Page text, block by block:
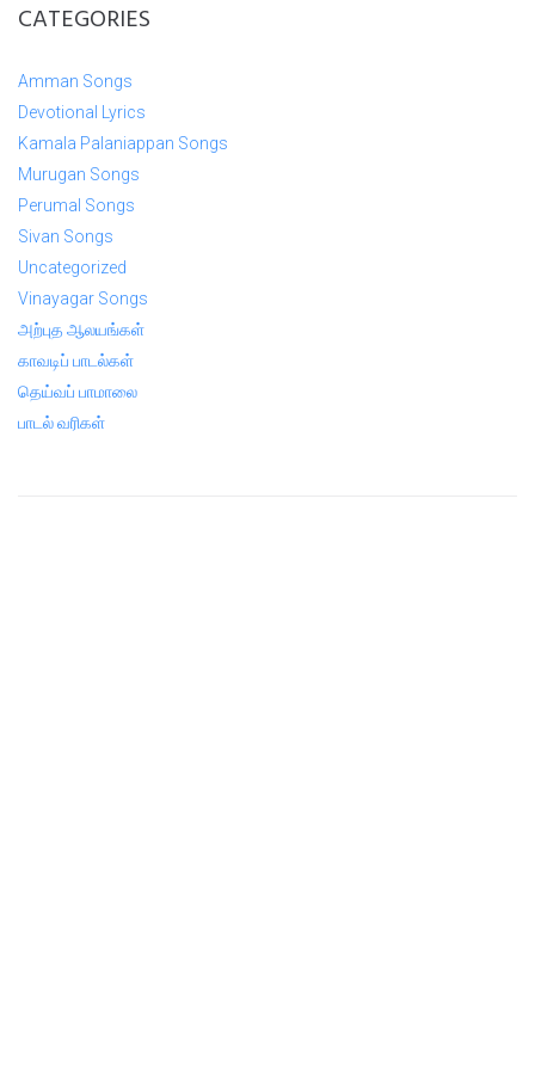
CATEGORIES
Amman Songs
Devotional Lyrics
Kamala Palaniappan Songs
Murugan Songs
Perumal Songs
Sivan Songs
Uncategorized
Vinayagar Songs
அற்புத ஆலயங்கள்
காவடிப் பாடல்கள்
தெய்வப் பாமாலை
பாடல் வரிகள்